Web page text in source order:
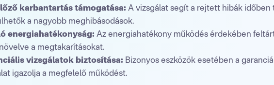
karbantartás támogatása: A vizsgálat segít a rejtett hibák
a nagyobb meghibásodások.
energiahatékonyság: Az energiahatékony működés érdekében
a megtakarításokat.
vizsgálatok biztosítása: Bizonyos eszközök esetében a
igazolja a megfelelő működést.